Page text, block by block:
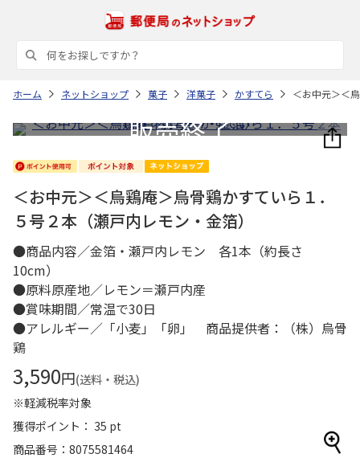
ホーム ネットショップ 菓子 洋菓子 かすてら ＜お中元＞＜
＜お中元＞＜烏鶏庵＞烏骨鶏かすていら１．
５号２本（瀬戸内レモン・金箔）
●商品内容／金箔・瀬戸内レモン 各1本（約長さ
10cm）
●原料原産地／レモン＝瀬戸内産
●賞味期間／常温で30日
●アレルギー／「小麦」「卵」 商品提供者：（株）烏骨
鶏
3,590円(送料・税込)
※軽減税率対象
獲得ポイント： 35 pt
商品番号
8075581464